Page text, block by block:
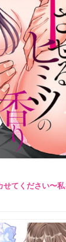
てください〜